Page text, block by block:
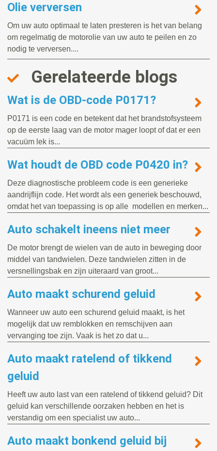
Olie verversen
Om uw auto optimaal te laten presteren is het van belang
om regelmatig de motorolie van uw auto te peilen en zo
nodig te verversen....
Gerelateerde blogs
Wat is de OBD-code P0171?
P0171 is een code en betekent dat het brandstofsysteem
op de eerste laag van de motor mager loopt of dat er een
vacuüm lek is...
Wat houdt de OBD code P0420 in?
Deze diagnostische probleem code is een generieke
aandrijflijn code. Het wordt als een generiek beschouwd,
omdat het van toepassing is op alle modellen en merken...
Auto schakelt ineens niet meer
De motor brengt de wielen van de auto in beweging door
middel van tandwielen. Deze tandwielen zitten in de
versnellingsbak en zijn uiteraard van groot...
Auto maakt schurend geluid
Wanneer uw auto een schurend geluid maakt, is het
mogelijk dat uw remblokken en remschijven aan
vervanging toe zijn. Vaak is het zo dat u...
Auto maakt ratelend of tikkend
geluid
Heeft uw auto last van een ratelend of tikkend geluid? Dit
geluid kan verschillende oorzaken hebben en het is
verstandig om een specialist uw auto...
Auto maakt bonkend geluid bij